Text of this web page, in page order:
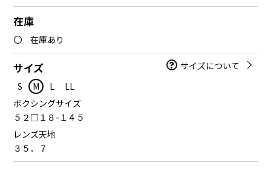
在庫
〇 在庫あり
サイズ
サイズについて
S
M L
LL
ボクシングサイズ
５２□１８-１４５
レンズ天地
３５．７